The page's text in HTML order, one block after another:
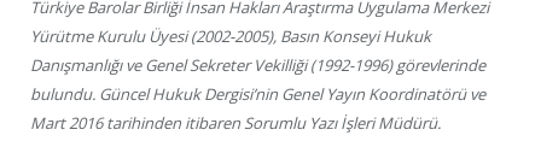
Türkiye Barolar Birliği İnsan Hakları Araştırma Uygulama Merkezi
Yürütme Kurulu Üyesi (2002-2005), Basın Konseyi Hukuk
Danışmanlığı ve Genel Sekreter Vekilliği (1992-1996) görevlerinde
bulundu. Güncel Hukuk Dergisi’nin Genel Yayın Koordinatörü ve
Mart 2016 tarihinden itibaren Sorumlu Yazı İşleri Müdürü.